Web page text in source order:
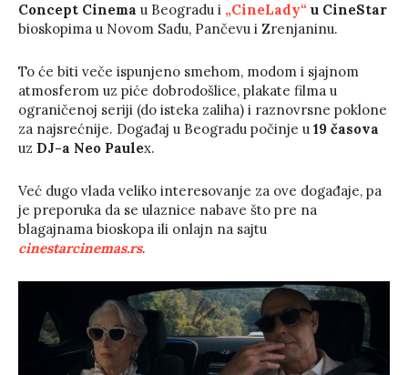
Concept Cinema u Beogradu i „CineLady“ u CineStar
bioskopima u Novom Sadu, Pančevu i Zrenjaninu.
To će biti veče ispunjeno smehom, modom i sjajnom
atmosferom uz piće dobrodošlice, plakate filma u
ograničenoj seriji (do isteka zaliha) i raznovrsne poklone
za najsrećnije. Događaj u Beogradu počinje u 19 časova
uz DJ-a Neo Paulex.
Već dugo vlada veliko interesovanje za ove događaje, pa
je preporuka da se ulaznice nabave što pre na
blagajnama bioskopa ili onlajn na sajtu
cinestarcinemas.rs.